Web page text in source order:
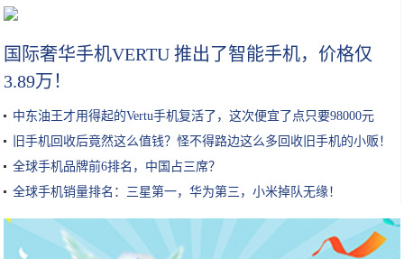
国际奢华手机VERTU 推出了智能手机，价格仅
3.89万！
中东油王才用得起的Vertu手机复活了，这次便宜了点只要98000元
旧手机回收后竟然这么值钱？怪不得路边这么多回收旧手机的小贩！
全球手机品牌前6排名，中国占三席？
全球手机销量排名：三星第一，华为第三，小米掉队无缘！